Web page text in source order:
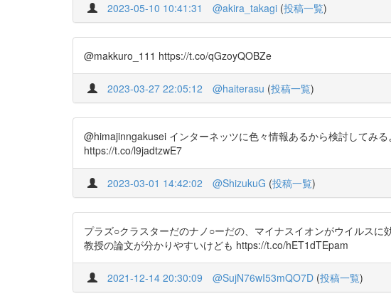
2023-05-10 10:41:31 @akira_takagi (投稿一覧)
@makkuro_111 https://t.co/qGzoyQOBZe
2023-03-27 22:05:12 @haiterasu (投稿一覧)
@himajinngakusei インターネッツに色々情報あるから検討してみ
https://t.co/l9jadtzwE7
2023-03-01 14:42:02 @ShizukuG (投稿一覧)
プラズ○クラスターだのナノ○ーだの、マイナスイオンがウイルス
教授の論文が分かりやすいけども https://t.co/hET1dTEpam
2021-12-14 20:30:09 @SujN76wI53mQO7D (投稿一覧)